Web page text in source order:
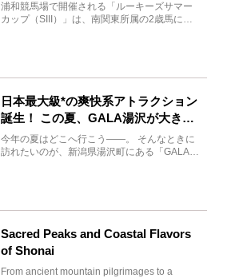
浦和競馬場で開催される「ルーキーズサマー
カップ（SIII）」は、南関東所属の2歳馬によ
日本最大級*の爽快系アトラクション
誕生！ この夏、GALA湯沢が大きく
生まれ変わる
今年の夏はどこへ行こう――。 そんなときに
訪れたいのが、新潟県湯沢町にある「GALA湯
Sacred Peaks and Coastal Flavors
of Shonai
From ancient mountain pilgrimages to a